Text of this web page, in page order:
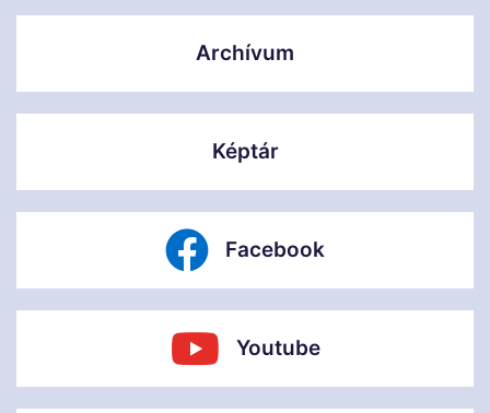
Archívum
Képtár
Facebook
Youtube